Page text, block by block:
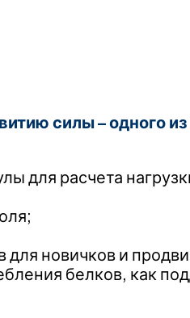
силы – одного
для расчета
новичков и
белков, как